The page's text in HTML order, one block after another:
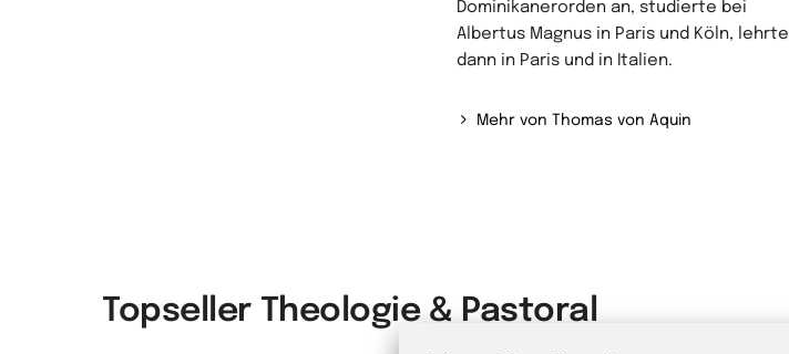
Dominikanerorden an, studierte bei
Albertus Magnus in Paris und Köln, lehrte
dann in Paris und in Italien.
Mehr von Thomas von Aquin
Topseller Theologie & Pastoral